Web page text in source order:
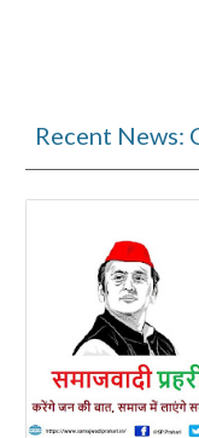
Recent News: